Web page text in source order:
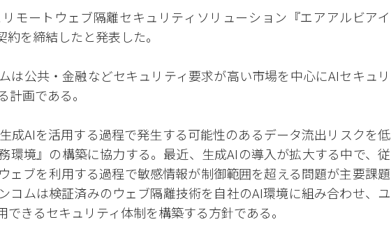
モートウェブ隔離セキュリティソリューション『エアアルビアイ
約を締結したと発表した。
は公共・金融などセキュリティ要求が高い市場を中心にAIセキュリ
画である。
成AIを活用する過程で発生する可能性のあるデータ流出リスクを低
環境』の構築に協力する。最近、生成AIの導入が拡大する中で、従
ェブを利用する過程で敏感情報が制御範囲を超える問題が主要課題
コムは検証済みのウェブ隔離技術を自社のAI環境に組み合わせ、ユ
できるセキュリティ体制を構築する方針である。